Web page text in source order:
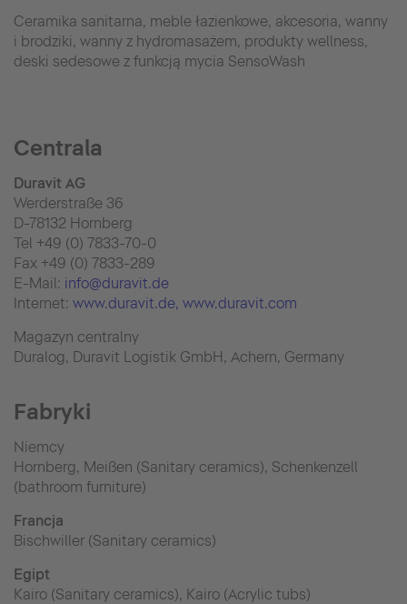
Ceramika sanitarna, meble łazienkowe, akcesoria, wanny
i brodziki, wanny z hydromasażem, produkty wellness,
deski sedesowe z funkcją mycia SensoWash
Centrala
Duravit AG
Werderstraße 36
D-78132 Hornberg
Tel +49 (0) 7833-70-0
Fax +49 (0) 7833-289
E-Mail: info@duravit.de
Internet: www.duravit.de, www.duravit.com
Magazyn centralny
Duralog, Duravit Logistik GmbH, Achern, Germany
Fabryki
Niemcy
Hornberg, Meißen (Sanitary ceramics), Schenkenzell
(bathroom furniture)
Francja
Bischwiller (Sanitary ceramics)
Egipt
Kairo (Sanitary ceramics), Kairo (Acrylic tubs)